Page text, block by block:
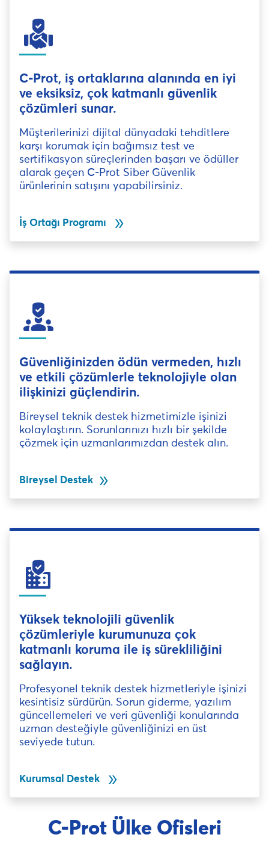
C-Prot, iş ortaklarına alanında en iyi
ve eksiksiz, çok katmanlı güvenlik
çözümleri sunar.
Müşterilerinizi dijital dünyadaki tehditlere
karşı korumak için bağımsız test ve
sertifikasyon süreçlerinden başarı ve ödüller
alarak geçen C-Prot Siber Güvenlik
ürünlerinin satışını yapabilirsiniz.
İş Ortağı Programı double_arrow
Güvenliğinizden ödün vermeden, hızlı
ve etkili çözümlerle teknolojiyle olan
ilişkinizi güçlendirin.
Bireysel teknik destek hizmetimizle işinizi
kolaylaştırın. Sorunlarınızı hızlı bir şekilde
çözmek için uzmanlarımızdan destek alın.
Bireysel Destek double_arrow
Yüksek teknolojili güvenlik
çözümleriyle kurumunuza çok
katmanlı koruma ile iş sürekliliğini
sağlayın.
Profesyonel teknik destek hizmetleriyle işinizi
kesintisiz sürdürün. Sorun giderme, yazılım
güncellemeleri ve veri güvenliği konularında
uzman desteğiyle güvenliğinizi en üst
seviyede tutun.
Kurumsal Destek double_arrow
C-Prot Ülke Ofisleri